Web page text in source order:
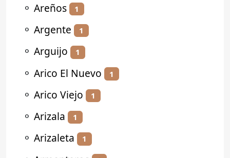
⚬ Areños 1
⚬ Argente 1
⚬ Arguijo 1
⚬ Arico El Nuevo 1
⚬ Arico Viejo 1
⚬ Arizala 1
⚬ Arizaleta 1